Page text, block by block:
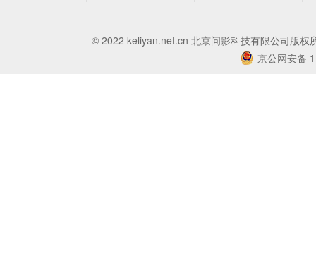
© 2022 keliyan.net.cn 北京问影科技有限公司版权
京公网安备